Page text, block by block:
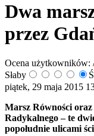
Dwa
przez
Ocena użytkowników:
Słaby
piątek, 29 maja 2015
Marsz Równości
Radykalnego – te
popołudnie ulicami